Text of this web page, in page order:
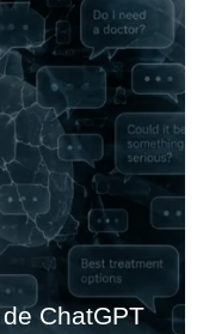
ChatGPT